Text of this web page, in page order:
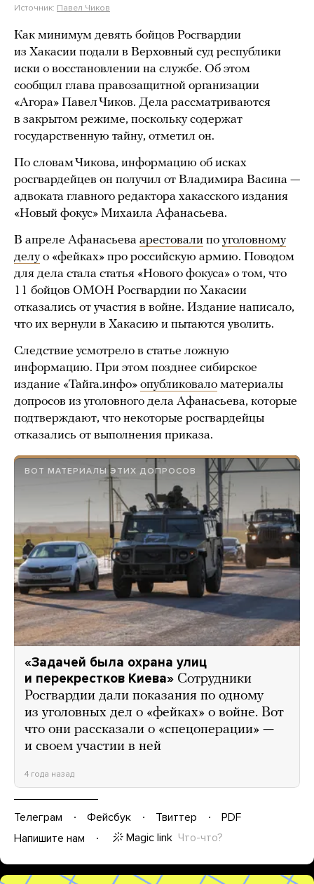
Источник: Павел Чиков
Как минимум девять бойцов Росгвардии
из Хакасии подали в Верховный суд республики
иски о восстановлении на службе. Об этом
сообщил глава правозащитной организации
«Агора» Павел Чиков. Дела рассматриваются
в закрытом режиме, поскольку содержат
государственную тайну, отметил он.
По словам Чикова, информацию об исках
росгвардейцев он получил от Владимира Васина —
адвоката главного редактора хакасского издания
«Новый фокус» Михаила Афанасьева.
В апреле Афанасьева арестовали по уголовному
делуо «фейках» про российскую армию. Поводом
для дела стала статья «Нового фокуса» о том, что
11 бойцов ОМОН Росгвардии по Хакасии
отказались от участия в войне. Издание написало,
что их вернули в Хакасию и пытаются уволить.
Следствие усмотрело в статье ложную
информацию. При этом позднее сибирское
издание «Тайга.инфо» опубликовало материалы
допросов из уголовного дела Афанасьева, которые
подтверждают, что некоторые росгвардейцы
отказались от выполнения приказа.
ВОТ МАТЕРИАЛЫ ЭТИХ ДОПРОСОВ
«Задачей была охрана улиц
и перекрестков Киева» Сотрудники
Росгвардии дали показания по одному
из уголовных дел о «фейках» о войне. Вот
что они рассказали о «спецоперации» —
и своем участии в ней
4 года назад
Телеграм Фейсбук Твиттер
PDF
Напишите нам
Magic link Что-что?